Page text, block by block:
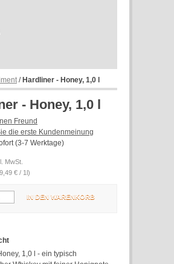
/ Hardliner - Honey, 1,0 l
- Honey, 1,0 l
Freund
die erste Kundenmeinung
(3-7 Werktage)
MwSt.
€ / 1l)
IN DEN WARENKORB
1,0 l - ein typisch